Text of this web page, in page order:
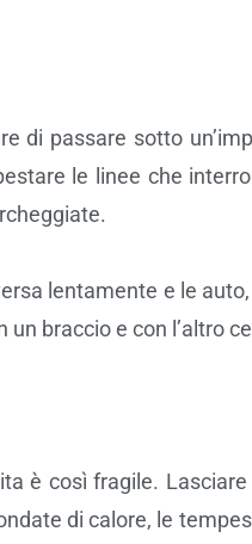
di passare sotto
le linee che
lentamente e le
braccio e con l’altro
è così fragile.
di calore, le